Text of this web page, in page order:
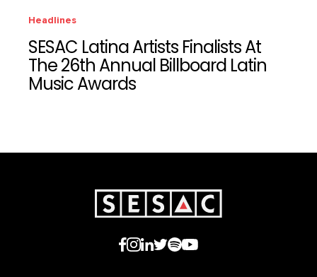
Headlines
SESAC Latina Artists Finalists At
The 26th Annual Billboard Latin
Music Awards